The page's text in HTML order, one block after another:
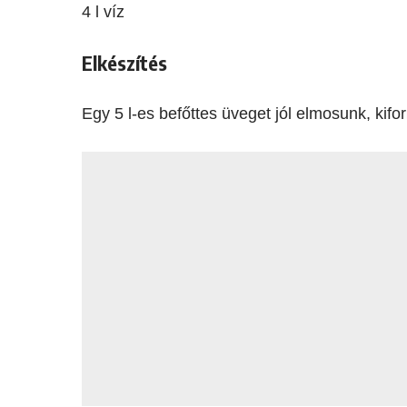
4 l víz
Elkészítés
Egy 5 l-es befőttes üveget jól elmosunk,